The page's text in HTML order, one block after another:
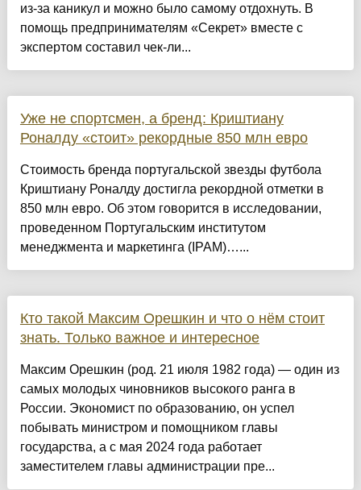
из-за каникул и можно было самому отдохнуть. В
помощь предпринимателям «Секрет» вместе с
экспертом составил чек-ли...
Уже не спортсмен, а бренд: Криштиану
Роналду «стоит» рекордные 850 млн евро
Стоимость бренда португальской звезды футбола
Криштиану Роналду достигла рекордной отметки в
850 млн евро. Об этом говорится в исследовании,
проведенном Португальским институтом
менеджмента и маркетинга (IPAM)…...
Кто такой Максим Орешкин и что о нём стоит
знать. Только важное и интересное
Максим Орешкин (род. 21 июля 1982 года) — один из
самых молодых чиновников высокого ранга в
России. Экономист по образованию, он успел
побывать министром и помощником главы
государства, а с мая 2024 года работает
заместителем главы администрации пре...